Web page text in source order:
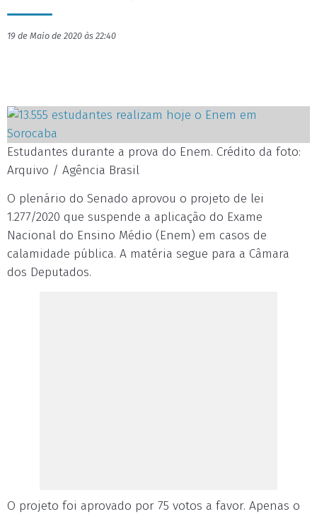
19 de Maio de 2020 às 22:40
Estudantes durante a prova do Enem. Crédito da foto:
Arquivo / Agência Brasil
O plenário do Senado aprovou o projeto de lei
1.277/2020 que suspende a aplicação do Exame
Nacional do Ensino Médio (Enem) em casos de
calamidade pública. A matéria segue para a Câmara
dos Deputados.
O projeto foi aprovado por 75 votos a favor. Apenas o